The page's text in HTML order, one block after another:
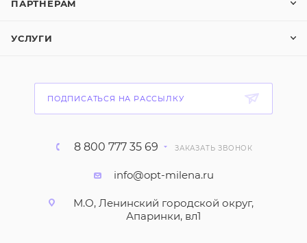
ПАРТНЕРАМ
УСЛУГИ
ПОДПИСАТЬСЯ НА РАССЫЛКУ
8 800 777 35 69 ЗАКАЗАТЬ ЗВОНОК
info@opt-milena.ru
М.О, Ленинский городской округ,
Апаринки, вл1